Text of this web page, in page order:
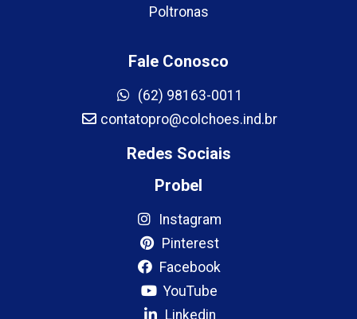
Poltronas
Fale Conosco
(62) 98163-0011
contatopro@colchoes.ind.br
Redes Sociais
Probel
Instagram
Pinterest
Facebook
YouTube
Linkedin